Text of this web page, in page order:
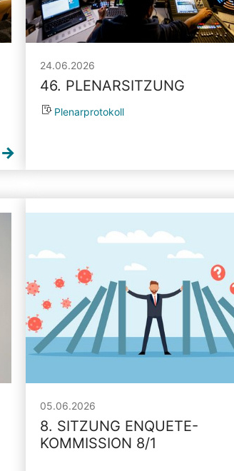
24.06.2026
46. PLENARSITZUNG
Plenarprotokoll
05.06.2026
8. SITZUNG ENQUETE-
KOMMISSION 8/1